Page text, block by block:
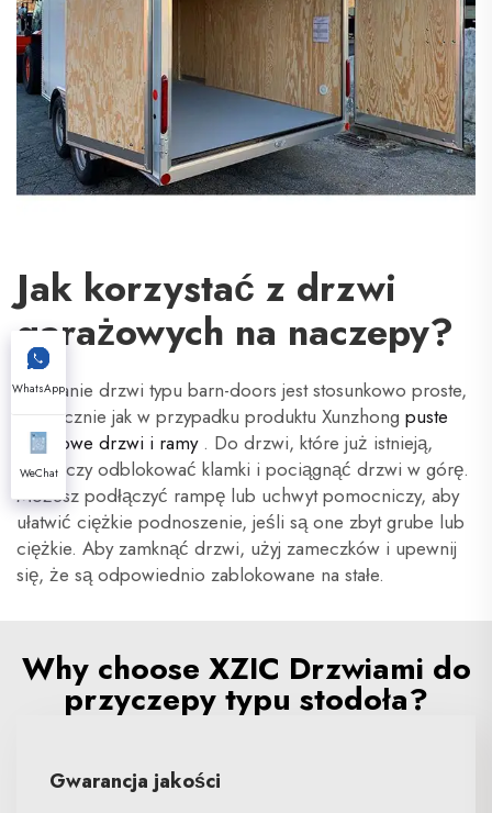
Jak korzystać z drzwi
garażowych na naczepy?
Używanie drzwi typu barn-doors jest stosunkowo proste,
identycznie jak w przypadku produktu Xunzhong puste
metalowe drzwi i ramy . Do drzwi, które już istnieją,
wystarczy odblokować klamki i pociągnąć drzwi w górę.
Możesz podłączyć rampę lub uchwyt pomocniczy, aby
ułatwić ciężkie podnoszenie, jeśli są one zbyt grube lub
ciężkie. Aby zamknąć drzwi, użyj zameczków i upewnij
się, że są odpowiednio zablokowane na stałe.
Why choose XZIC Drzwiami do
przyczepy typu stodoła?
Gwarancja jakości
WhatsApp
WeChat